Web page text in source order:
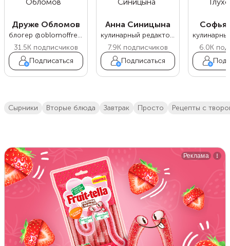
Друже Обломов
блогер @oblomoffrecipe
31.5K подписчиков
Подписаться
Анна Синицына
кулинарный редактор Food.ru
7.9K подписчиков
Подписаться
Софья
6.0K
сырники вторые блюда завтрак просто Рецепты с